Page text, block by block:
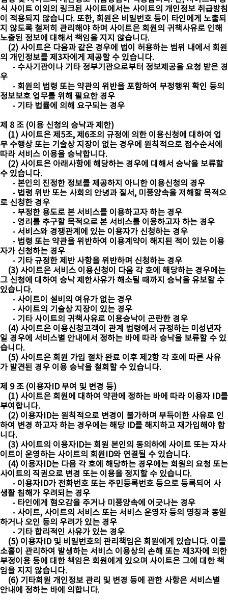
식 사이트 이외의 링크된 사이트에서는 사이트의 개인정보 취급방침
이 적용되지 않습니다. 또한, 회원은 비밀번호 등이 타인에게 노출되
지 않도록 철저히 관리해야 하며 사이트은 회원의 귀책사유로 인해
노출된 정보에 대해서 책임을 지지 않습니다.
(2) 사이트은 다음과 같은 경우에 법이 허용하는 범위 내에서 회원
의 개인정보를 제3자에게 제공할 수 있습니다.
- 수사기관이나 기타 정부기관으로부터 정보제공을 요청 받은 경
우
- 회원의 법령 또는 약관의 위반을 포함하여 부정행위 확인 등의
정보보호 업무를 위해 필요한 경우
- 기타 법률에 의해 요구되는 경우
제 8 조 (이용 신청의 승낙과 제한)
(1) 사이트은 제5조, 제6조의 규정에 의한 이용신청에 대하여 업
무 수행상 또는 기술상 지장이 없는 경우에 원칙적으로 접수순서에
따라 서비스 이용을 승낙합니다.
(2) 사이트은 아래사항에 해당하는 경우에 대해서 승낙을 보류할
수 있습니다.
- 본인의 진정한 정보를 제공하지 아니한 이용신청의 경우
- 법령 위반 또는 사회의 안녕과 질서, 미풍양속을 저해할 목적으
로 신청한 경우
- 부정한 용도로 본 서비스를 이용하고자 하는 경우
- 영리를 추구할 목적으로 본 서비스를 이용하고자 하는 경우
- 서비스와 경쟁관계에 있는 이용자가 신청하는 경우
- 법령 또는 약관을 위반하여 이용계약이 해지된 적이 있는 이용
자가 신청하는 경우
- 기타 규정한 제반 사항을 위반하며 신청하는 경우
(3) 사이트은 서비스 이용신청이 다음 각 호에 해당하는 경우에는
그 신청에 대하여 승낙 제한사유가 해소될 때까지 승낙을 유보할 수
있습니다.
- 사이트이 설비의 여유가 없는 경우
- 사이트의 기술상 지장이 있는 경우
- 기타 사이트의 귀책사유로 이용승낙이 곤란한 경우
(4) 사이트은 이용신청고객이 관계 법령에서 규정하는 미성년자
일 경우에 서비스별 안내에서 정하는 바에 따라 승낙을 보류할 수 있
습니다.
(5) 사이트은 회원 가입 절차 완료 이후 제2항 각 호에 따른 사유
가 발견된 경우 이용 승낙을 철회할 수 있습니다.
제 9 조 (이용자ID 부여 및 변경 등)
(1) 사이트은 회원에 대하여 약관에 정하는 바에 따라 이용자 ID를
부여합니다.
(2) 이용자ID는 원칙적으로 변경이 불가하며 부득이한 사유로 인
하여 변경 하고자 하는 경우에는 해당 ID를 해지하고 재가입해야 합
니다.
(3) 사이트의 이용자ID는 회원 본인의 동의하에 사이트 또는 자사
이트이 운영하는 사이트의 회원ID와 연결될 수 있습니다.
(4) 이용자ID는 다음 각 호에 해당하는 경우에는 회원의 요청 또는
사이트의 직권으로 변경 또는 이용을 정지할 수 있습니다.
- 이용자ID가 전화번호 또는 주민등록번호 등으로 등록되어 사
생활 침해가 우려되는 경우
- 타인에게 혐오감을 주거나 미풍양속에 어긋나는 경우
- 사이트, 사이트의 서비스 또는 서비스 운영자 등의 명칭과 동일
하거나 오인 등의 우려가 있는 경우
- 기타 합리적인 사유가 있는 경우
(5) 이용자ID 및 비밀번호의 관리책임은 회원에게 있습니다. 이를
소홀이 관리하여 발생하는 서비스 이용상의 손해 또는 제3자에 의한
부정이용 등에 대한 책임은 회원에게 있으며 사이트은 그에 대한 책
임을 지지 않습니다.
(6) 기타회원 개인정보 관리 및 변경 등에 관한 사항은 서비스별
안내에 정하는 바에 의합니다.